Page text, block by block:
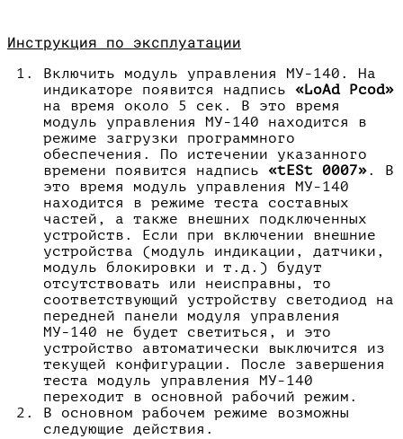
Инструкция по эксплуатации
Включить модуль управления МУ-140. На
индикаторе появится надпись «LoAd Pcod»
на время около 5 сек. В это время
модуль управления МУ-140 находится в
режиме загрузки программного
обеспечения. По истечении указанного
времени появится надпись «tESt 0007». В
это время модуль управления МУ-140
находится в режиме теста составных
частей, а также внешних подключенных
устройств. Если при включении внешние
устройства (модуль индикации, датчики,
модуль блокировки и т.д.) будут
отсутствовать или неисправны, то
соответствующий устройству светодиод на
передней панели модуля управления
МУ-140 не будет светиться, и это
устройство автоматически выключится из
текущей конфигурации. После завершения
теста модуль управления МУ-140
переходит в основной рабочий режим.
В основном рабочем режиме возможны
следующие действия.